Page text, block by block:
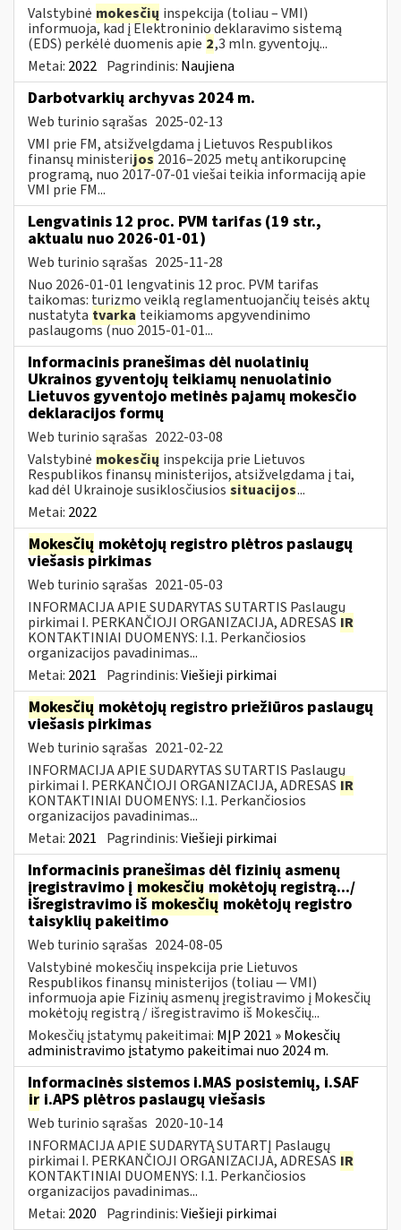
Valstybinė mokesčių inspekcija (toliau – VMI)
informuoja, kad į Elektroninio deklaravimo sistemą
(EDS) perkėlė duomenis apie 2,3 mln. gyventojų...
Metai: 2022 Pagrindinis: Naujiena
Darbotvarkių archyvas 2024 m.
Web turinio sąrašas 2025-02-13
VMI prie FM, atsižvelgdama į Lietuvos Respublikos
finansų ministerijos 2016–2025 metų antikorupcinę
programą, nuo 2017-07-01 viešai teikia informaciją apie
VMI prie FM...
Lengvatinis 12 proc. PVM tarifas (19 str.,
aktualu nuo 2026-01-01)
Web turinio sąrašas 2025-11-28
Nuo 2026-01-01 lengvatinis 12 proc. PVM tarifas
taikomas: turizmo veiklą reglamentuojančių teisės aktų
nustatyta tvarka teikiamoms apgyvendinimo
paslaugoms (nuo 2015-01-01...
Informacinis pranešimas dėl nuolatinių
Ukrainos gyventojų teikiamų nenuolatinio
Lietuvos gyventojo metinės pajamų mokesčio
deklaracijos formų
Web turinio sąrašas 2022-03-08
Valstybinė mokesčių inspekcija prie Lietuvos
Respublikos finansų ministerijos, atsižvelgdama į tai,
kad dėl Ukrainoje susiklosčiusios situacijos...
Metai: 2022
Mokesčių mokėtojų registro plėtros paslaugų
viešasis pirkimas
Web turinio sąrašas 2021-05-03
INFORMACIJA APIE SUDARYTAS SUTARTIS Paslaugų
pirkimai I. PERKANČIOJI ORGANIZACIJA, ADRESAS IR
KONTAKTINIAI DUOMENYS: I.1. Perkančiosios
organizacijos pavadinimas...
Metai: 2021 Pagrindinis:Viešieji pirkimai
Mokesčių mokėtojų registro priežiūros paslaugų
viešasis pirkimas
Web turinio sąrašas 2021-02-22
INFORMACIJA APIE SUDARYTAS SUTARTIS Paslaugų
pirkimai I. PERKANČIOJI ORGANIZACIJA, ADRESAS IR
KONTAKTINIAI DUOMENYS: I.1. Perkančiosios
organizacijos pavadinimas...
Metai: 2021 Pagrindinis:Viešieji pirkimai
Informacinis pranešimas dėl fizinių asmenų
įregistravimo į mokesčių mokėtojų registrą.../
išregistravimo išmokesčių mokėtojų registro
taisyklių pakeitimo
Web turinio sąrašas 2024-08-05
Valstybinė mokesčių inspekcija prie Lietuvos
Respublikos finansų ministerijos (toliau — VMI)
informuoja apie Fizinių asmenų įregistravimo į Mokesčių
mokėtojų registrą / išregistravimo iš Mokesčių...
Mokesčių įstatymų pakeitimai: MĮP 2021 » Mokesčių
administravimo įstatymo pakeitimai nuo 2024 m.
Informacinės sistemos i.MAS posistemių, i.SAF
ir i.APS plėtros paslaugų viešasis
Web turinio sąrašas 2020-10-14
INFORMACIJA APIE SUDARYTĄ SUTARTĮ Paslaugų
pirkimai I. PERKANČIOJI ORGANIZACIJA, ADRESAS IR
KONTAKTINIAI DUOMENYS: I.1. Perkančiosios
organizacijos pavadinimas...
Metai: 2020 Pagrindinis:Viešieji pirkimai